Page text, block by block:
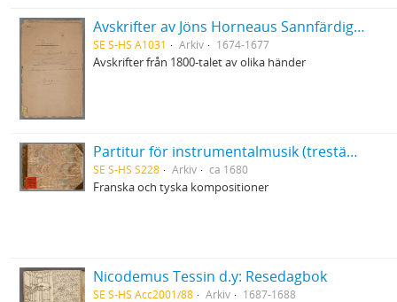
Avskrifter av Jöns Horneaus Sannfärdig berättelse om det för 100 år sedan förlupna grufverliga Trolldoms-Oväsendet i Sverige och Martin Brunnerus Betänkande om trolldomsväsendet
SE S-HS A1031 Arkiv 1674-1677
Avskrifter från 1800-talet av olika händer
Partitur för instrumentalmusik (trestämmig sättning) i tabulatur
SE S-HS S228 Arkiv ca 1680
Franska och tyska kompositioner
Nicodemus Tessin d.y: Resedagbok
SE S-HS Acc2001/88 Arkiv 1687-1688